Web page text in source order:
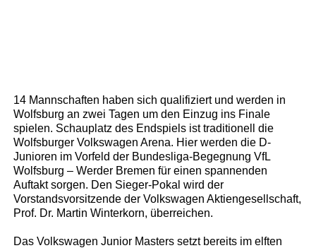
14 Mannschaften haben sich qualifiziert und werden in
Wolfsburg an zwei Tagen um den Einzug ins Finale
spielen. Schauplatz des Endspiels ist traditionell die
Wolfsburger Volkswagen Arena. Hier werden die D-
Junioren im Vorfeld der Bundesliga-Begegnung VfL
Wolfsburg – Werder Bremen für einen spannenden
Auftakt sorgen. Den Sieger-Pokal wird der
Vorstandsvorsitzende der Volkswagen Aktiengesellschaft,
Prof. Dr. Martin Winterkorn, überreichen.
Das Volkswagen Junior Masters setzt bereits im elften